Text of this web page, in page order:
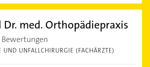
Dr. med. Orthopädiepraxis
Bewertungen
UND UNFALLCHIRURGIE (FACHÄRZTE)